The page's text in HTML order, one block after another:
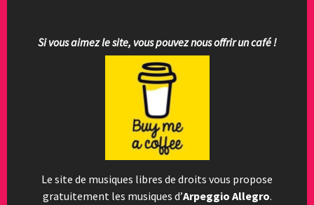
Si vous aimez le site, vous pouvez nous offrir un café !
Le site de musiques libres de droits vous propose
gratuitement les musiques d’Arpeggio Allegro.